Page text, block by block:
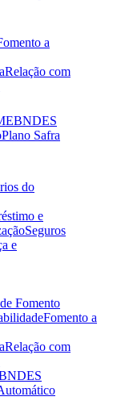
a
Relação com
BNDES
Plano Safra
do
e
Seguros
e
Fomento
Fomento a
Relação com